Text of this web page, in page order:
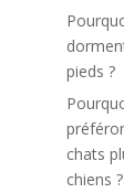
pieds ?
chats
chiens ?